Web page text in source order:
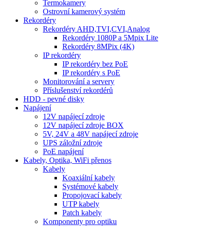
Termokamery
Ostrovní kamerový systém
Rekordéry
Rekordéry AHD,TVI,CVI,Analog
Rekordéry 1080P a 5Mpix Lite
Rekordéry 8MPix (4K)
IP rekordéry
IP rekordéry bez PoE
IP rekordéry s PoE
Monitorování a servery
Příslušenství rekordérů
HDD - pevné disky
Napájení
12V napájecí zdroje
12V napájecí zdroje BOX
5V, 24V a 48V napájecí zdroje
UPS záložní zdroje
PoE napájení
Kabely, Optika, WiFi přenos
Kabely
Koaxiální kabely
Systémové kabely
Propojovací kabely
UTP kabely
Patch kabely
Komponenty pro optiku